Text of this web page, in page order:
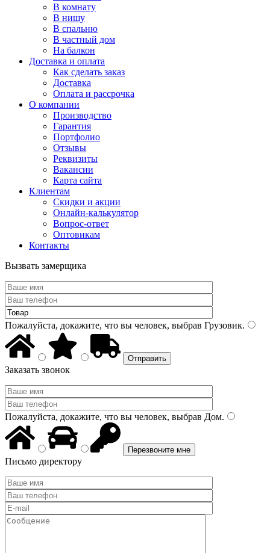
В комнату
В нишу
В спальню
В частный дом
На балкон
Доставка и оплата
Как сделать заказ
Доставка
Оплата и рассрочка
О компании
Производство
Гарантия
Портфолио
Отзывы
Реквизиты
Вакансии
Карта сайта
Клиентам
Скидки и акции
Онлайн-калькулятор
Вопрос-ответ
Оптовикам
Контакты
Вызвать замерщика
Пожалуйста, докажите, что вы человек, выбрав Грузовик.
Заказать звонок
Пожалуйста, докажите, что вы человек, выбрав Дом.
Письмо директору